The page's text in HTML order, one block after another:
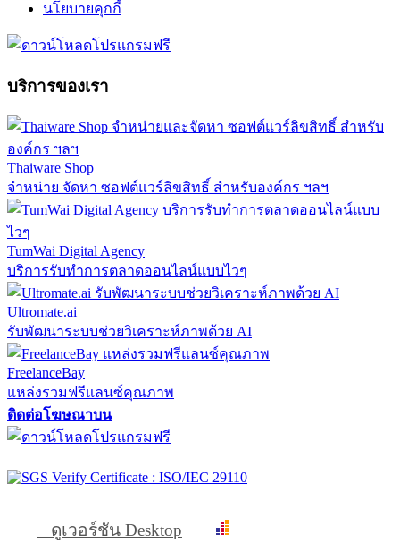
นโยบายคุกกี้
บริการของเรา
Thaiware Shop
จำหน่าย จัดหา ซอฟต์แวร์ลิขสิทธิ์ สำหรับองค์กร ฯลฯ
TumWai Digital Agency
บริการรับทำการตลาดออนไลน์แบบไวๆ
Ultromate.ai
รับพัฒนาระบบช่วยวิเคราะห์ภาพด้วย AI
FreelanceBay
แหล่งรวมฟรีแลนซ์คุณภาพ
ติดต่อโฆษณาบน
ดูเวอร์ชัน Desktop